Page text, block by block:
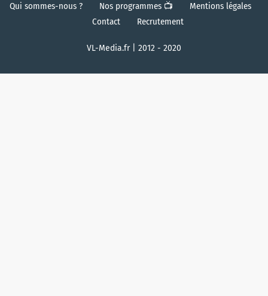
Qui sommes-nous ? Nos programmes 📺
Mentions légales
Contact
Recrutement
VL-Media.fr | 2012 - 2020